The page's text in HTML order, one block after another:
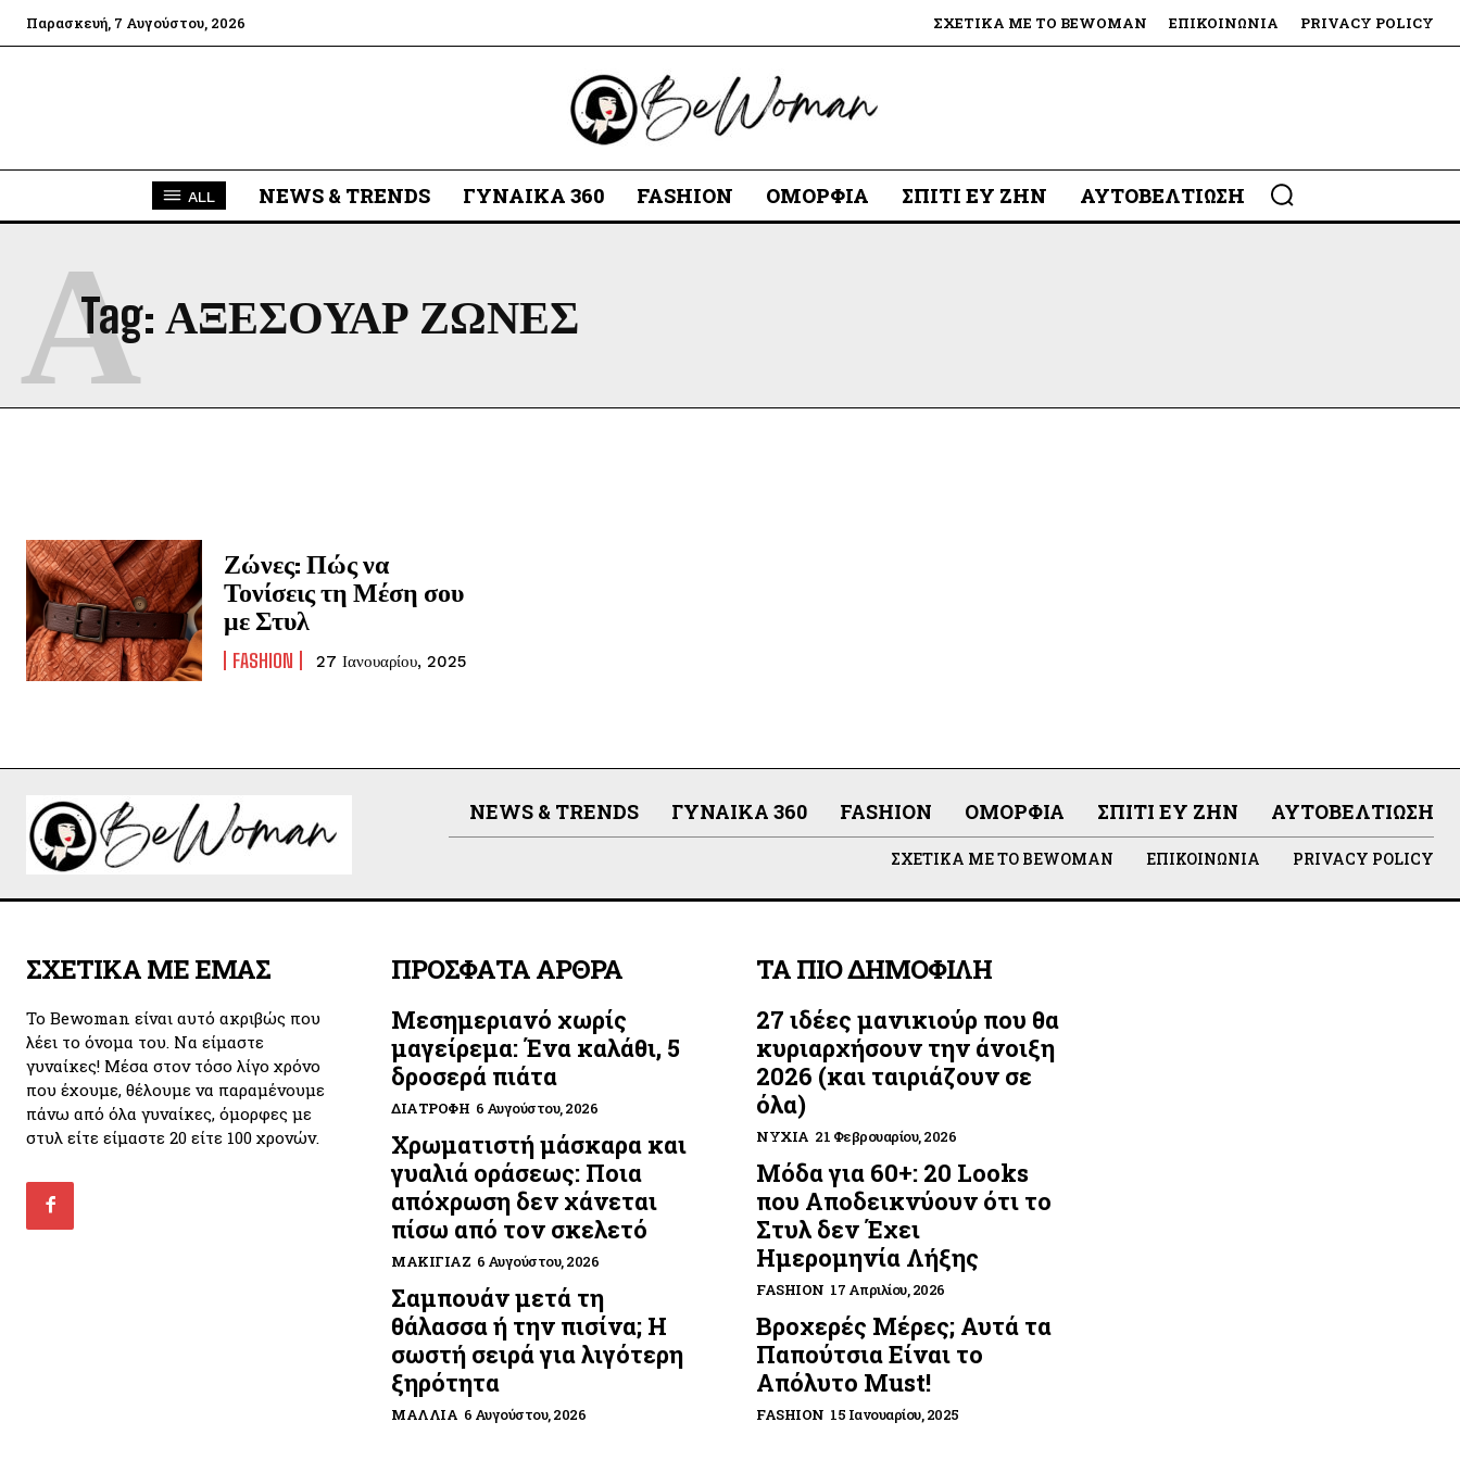
Παρασκευή, 7 Αυγούστου, 2026 ΣΧΕΤΙΚΆ ΜΕ ΤΟ BEWOMAN ΕΠΙΚΟΙΝΩΝΊΑ PRIVACY POLICY
ALL NEWS & TRENDS ΓΥΝΑΊΚΑ 360 FASHION ΟΜΟΡΦΙΆ ΣΠΊΤΙ ΕΥ ΖΗΝ ΑΥΤΟΒΕΛΤΊΩΣΗ
Tag: ΑΞΕΣΟΥΑΡ ΖΩΝΕΣ
Α
Ζώνες: Πώς να
Τονίσεις τη Μέση σου
με Στυλ
FASHION 27 Ιανουαρίου, 2025
NEWS & TRENDS ΓΥΝΑΊΚΑ 360 FASHION ΟΜΟΡΦΙΆ ΣΠΊΤΙ ΕΥ ΖΗΝ ΑΥΤΟΒΕΛΤΊΩΣΗ
ΣΧΕΤΙΚΆ ΜΕ ΤΟ BEWOMAN ΕΠΙΚΟΙΝΩΝΊΑ PRIVACY POLICY
ΣΧΕΤΙΚΑ ΜΕ ΕΜΑΣ
Το Bewoman είναι αυτό ακριβώς που
λέει το όνομα του. Να είμαστε
γυναίκες! Μέσα στον τόσο λίγο χρόνο
που έχουμε, θέλουμε να παραμένουμε
πάνω από όλα γυναίκες, όμορφες με
στυλ είτε είμαστε 20 είτε 100 χρονών.
ΠΡΟΣΦΑΤΑ ΑΡΘΡΑ
Μεσημεριανό χωρίς
μαγείρεμα: Ένα καλάθι, 5
δροσερά πιάτα
ΔΙΑΤΡΟΦΉ 6 Αυγούστου, 2026
Χρωματιστή μάσκαρα και
γυαλιά οράσεως: Ποια
απόχρωση δεν χάνεται
πίσω από τον σκελετό
ΜΑΚΙΓΙΆΖ 6 Αυγούστου, 2026
Σαμπουάν μετά τη
θάλασσα ή την πισίνα; Η
σωστή σειρά για λιγότερη
ξηρότητα
ΜΑΛΛΙΆ 6 Αυγούστου, 2026
ΤΑ ΠΙΟ ΔΗΜΟΦΙΛΗ
27 ιδέες μανικιούρ που θα
κυριαρχήσουν την άνοιξη
2026 (και ταιριάζουν σε
όλα)
ΝΎΧΙΑ 21 Φεβρουαρίου, 2026
Μόδα για 60+: 20 Looks
που Αποδεικνύουν ότι το
Στυλ δεν Έχει
Ημερομηνία Λήξης
FASHION 17 Απριλίου, 2026
Βροχερές Μέρες; Αυτά τα
Παπούτσια Είναι το
Απόλυτο Must!
FASHION 15 Ιανουαρίου, 2025